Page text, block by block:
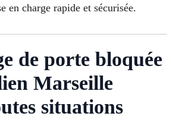
en charge rapide et sécurisée.
de porte bloquée
Marseille
situations